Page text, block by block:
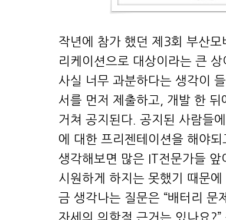
작년에 참가 했던 제3회 부산모
리케이션으로 대상이라는 큰
사실 너무 과분하다는 생각이
서를 먼저 제출하고, 개발 한
거쳐 공지된다. 공지된 사람들
에 대한 프리젠테이션을 해야
생각해보면 많은 IT전문가들
시원하게 하지는 못했기 때문
금 생각나는 질문은 “배터리 문
자세의 의학적 근거는 있나요